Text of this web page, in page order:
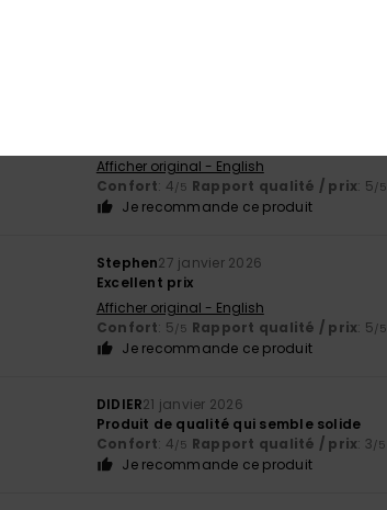
Afficher original - English
Confort: 4/5 Rapport qualité / prix: 5/5
Je recommande ce produit
Stephen27 janvier 2026
Excellent prix
Afficher original - English
Confort: 5/5 Rapport qualité / prix: 5/5
Je recommande ce produit
DIDIER21 janvier 2026
Produit de qualité qui semble solide
Confort: 4/5 Rapport qualité / prix: 3/5
Je recommande ce produit